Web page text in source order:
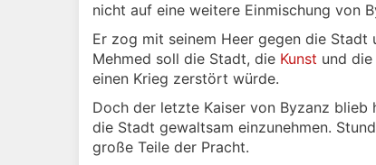
nicht auf eine weitere Einmischung von
Er zog mit seinem Heer gegen die
Mehmed soll die Stadt, die Kunst und
einen Krieg zerstört würde.
Doch der letzte Kaiser von Byzanz blieb
die Stadt gewaltsam einzunehmen.
große Teile der Pracht.